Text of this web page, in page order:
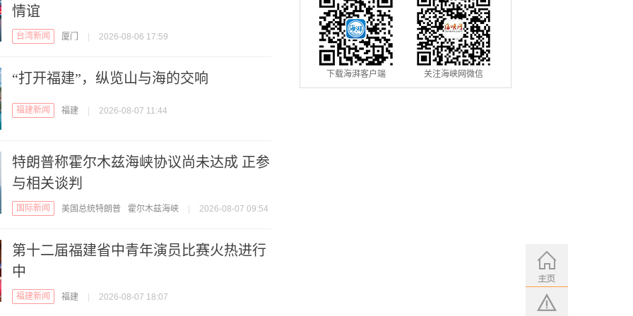
情谊
台湾新闻 厦门 2026-08-06 17:59
“打开福建”，纵览山与海的交响
福建新闻 福建 2026-08-07 11:44
特朗普称霍尔木兹海峡协议尚未达成 正参
与相关谈判
国际新闻 美国总统特朗普 霍尔木兹海峡 2026-08-07 09:54
第十二届福建省中青年演员比赛火热进行
中
福建新闻 福建 2026-08-07 18:07
下载海湃客户端 关注海峡网微信